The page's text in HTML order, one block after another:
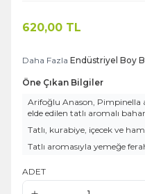
620,00 TL
Daha Fazla Endüstriyel Boy
Öne Çıkan Bilgiler
Arifoğlu Anason,
elde edilen tatlı aromalı
Tatlı, kurabiye, içecek ve
Tatlı aromasıyla yemeğe
ADET